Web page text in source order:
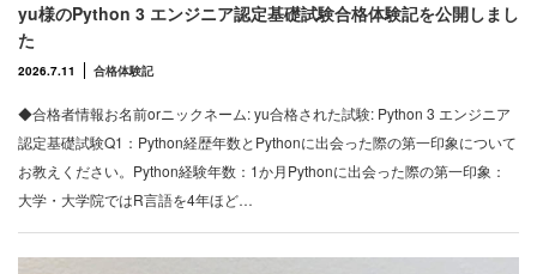
yu様のPython 3 エンジニア認定基礎試験合格体験記を公開しまし
た
2026.7.11 合格体験記
◆合格者情報お名前orニックネーム: yu合格された試験: Python 3 エンジニア
認定基礎試験Q1：Python経歴年数とPythonに出会った際の第一印象について
お教えください。Python経験年数：1か月Pythonに出会った際の第一印象：
大学・大学院ではR言語を4年ほど…